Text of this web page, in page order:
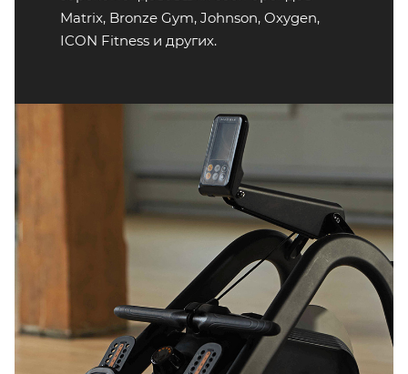
Matrix, Bronze Gym, Johnson, Oxygen,
ICON Fitness и других.